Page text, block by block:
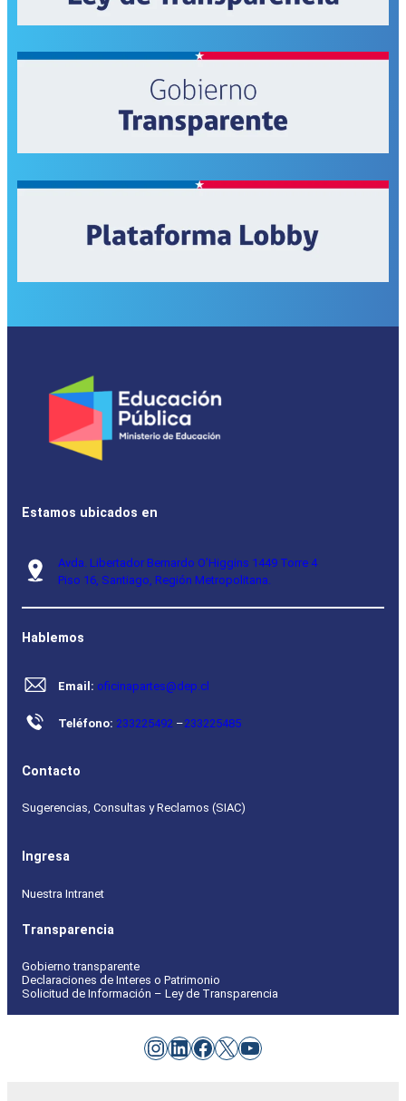
Estamos ubicados en
Avda. Libertador Bernardo O’Higgins 1449 Torre 4
Piso 16, Santiago, Región Metropolitana.
Hablemos
Email: oficinapartes@dep.cl
Teléfono: 233225492 –233225485
Contacto
Sugerencias, Consultas y Reclamos (SIAC)
Ingresa
Nuestra Intranet
Transparencia
Gobierno transparente
Declaraciones de Interes o Patrimonio
Solicitud de Información – Ley de Transparencia
Instagram
LinkedIn
Facebook
X YouTube